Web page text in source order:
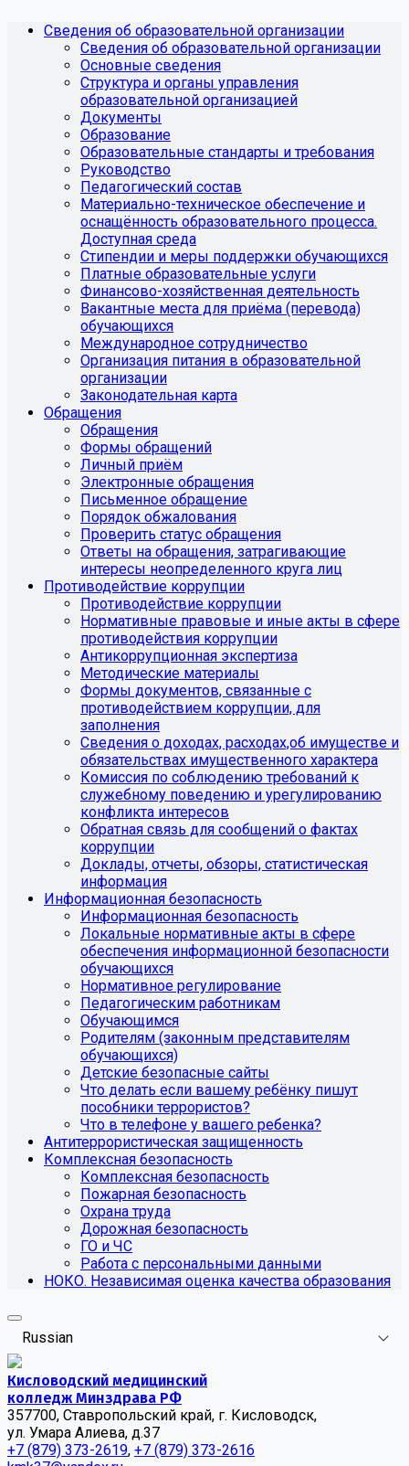
Сведения об образовательной организации
Сведения об образовательной организации
Основные сведения
Структура и органы управления
образовательной организацией
Документы
Образование
Образовательные стандарты и требования
Руководство
Педагогический состав
Материально-техническое обеспечение и
оснащённость образовательного процесса.
Доступная среда
Стипендии и меры поддержки обучающихся
Платные образовательные услуги
Финансово-хозяйственная деятельность
Вакантные места для приёма (перевода)
обучающихся
Международное сотрудничество
Организация питания в образовательной
организации
Законодательная карта
Обращения
Обращения
Формы обращений
Личный приём
Электронные обращения
Письменное обращение
Порядок обжалования
Проверить статус обращения
Ответы на обращения, затрагивающие
интересы неопределенного круга лиц
Противодействие коррупции
Противодействие коррупции
Нормативные правовые и иные акты в сфере
противодействия коррупции
Антикоррупционная экспертиза
Методические материалы
Формы документов, связанные с
противодействием коррупции, для
заполнения
Сведения о доходах, расходах,об имуществе и
обязательствах имущественного характера
Комиссия по соблюдению требований к
служебному поведению и урегулированию
конфликта интересов
Обратная связь для сообщений о фактах
коррупции
Доклады, отчеты, обзоры, статистическая
информация
Информационная безопасность
Информационная безопасность
Локальные нормативные акты в сфере
обеспечения информационной безопасности
обучающихся
Нормативное регулирование
Педагогическим работникам
Обучающимся
Родителям (законным представителям
обучающихся)
Детские безопасные сайты
Что делать если вашему ребёнку пишут
пособники террористов?
Что в телефоне у вашего ребенка?
Антитеррористическая защищенность
Комплексная безопасность
Комплексная безопасность
Пожарная безопасность
Охрана труда
Дорожная безопасность
ГО и ЧС
Работа с персональными данными
НОКО. Независимая оценка качества образования
Russian
Кисловодский медицинский
колледж Минздрава РФ
357700, Ставропольский край, г. Кисловодск,
ул. Умара Алиева, д.37
+7 (879) 373-2619, +7 (879) 373-2616